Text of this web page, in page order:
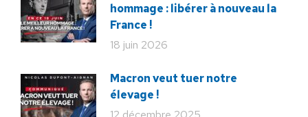
hommage : libérer à nouveau la
France !
18 juin 2026
Macron veut tuer notre
élevage !